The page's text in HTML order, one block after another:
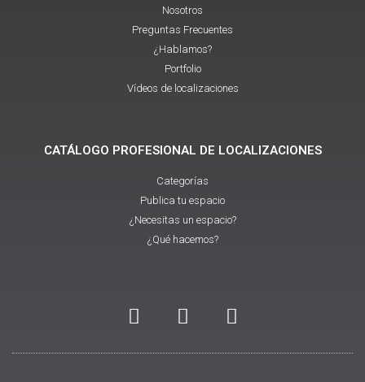
Nosotros
Preguntas Frecuentes
¿Hablamos?
Portfolio
Vídeos de localizaciones
CATÁLOGO PROFESIONAL DE LOCALIZACIONES
Categorías
Publica tu espacio
¿Necesitas un espacio?
¿Qué hacemos?